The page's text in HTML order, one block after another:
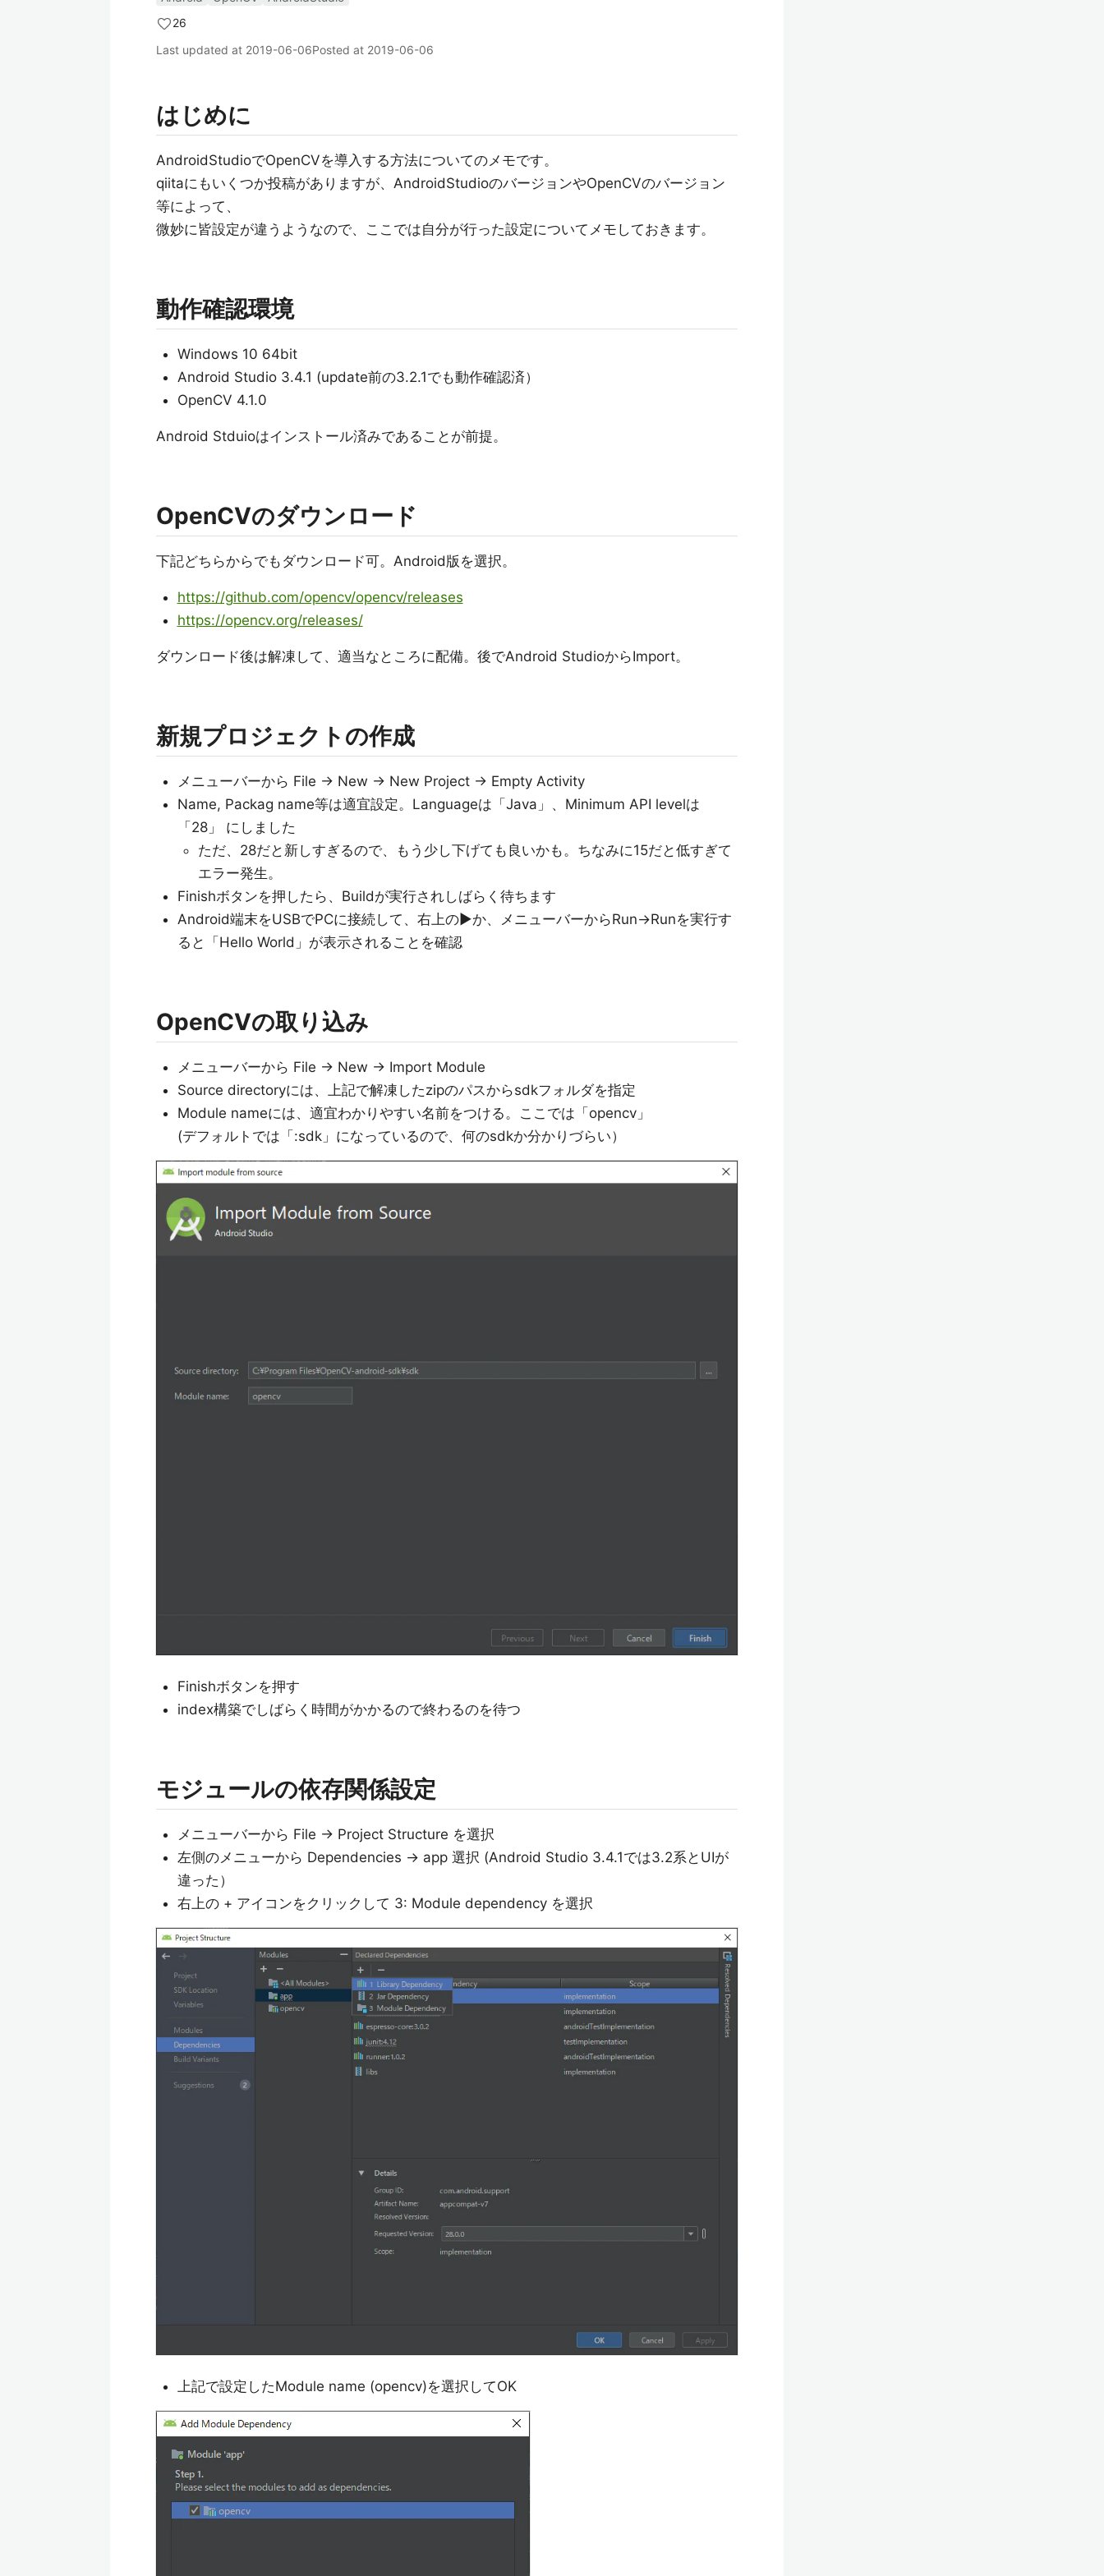
26
Last updated at 2019-06-06Posted at 2019-06-06
はじめに
AndroidStudioでOpenCVを導入する方法についてのメモです。
qiitaにもいくつか投稿がありますが、AndroidStudioのバージョンやOpenCVのバージョン
等によって、
微妙に皆設定が違うようなので、ここでは自分が行った設定についてメモしておきます。
動作確認環境
Windows 10 64bit
Android Studio 3.4.1 (update前の3.2.1でも動作確認済）
OpenCV 4.1.0
Android Stduioはインストール済みであることが前提。
OpenCVのダウンロード
下記どちらからでもダウンロード可。Android版を選択。
https://github.com/opencv/opencv/releases
https://opencv.org/releases/
ダウンロード後は解凍して、適当なところに配備。後でAndroid StudioからImport。
新規プロジェクトの作成
メニューバーから File -> New -> New Project -> Empty Activity
Name, Packag name等は適宜設定。Languageは「Java」、Minimum API levelは
「28」 にしました
ただ、28だと新しすぎるので、もう少し下げても良いかも。ちなみに15だと低すぎて
エラー発生。
Finishボタンを押したら、Buildが実行されしばらく待ちます
Android端末をUSBでPCに接続して、右上の▶か、メニューバーからRun->Runを実行す
ると「Hello World」が表示されることを確認
OpenCVの取り込み
メニューバーから File -> New -> Import Module
Source directoryには、上記で解凍したzipのパスからsdkフォルダを指定
Module nameには、適宜わかりやすい名前をつける。ここでは「opencv」
(デフォルトでは「:sdk」になっているので、何のsdkか分かりづらい）
Finishボタンを押す
index構築でしばらく時間がかかるので終わるのを待つ
モジュールの依存関係設定
メニューバーから File -> Project Structure を選択
左側のメニューから Dependencies -> app 選択 (Android Studio 3.4.1では3.2系とUIが
違った）
右上の + アイコンをクリックして 3: Module dependency を選択
上記で設定したModule name (opencv)を選択してOK